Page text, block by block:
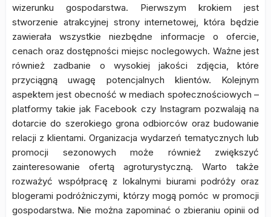
wizerunku gospodarstwa. Pierwszym krokiem jest
stworzenie atrakcyjnej strony internetowej, która będzie
zawierała wszystkie niezbędne informacje o ofercie,
cenach oraz dostępności miejsc noclegowych. Ważne jest
również zadbanie o wysokiej jakości zdjęcia, które
przyciągną uwagę potencjalnych klientów. Kolejnym
aspektem jest obecność w mediach społecznościowych –
platformy takie jak Facebook czy Instagram pozwalają na
dotarcie do szerokiego grona odbiorców oraz budowanie
relacji z klientami. Organizacja wydarzeń tematycznych lub
promocji sezonowych może również zwiększyć
zainteresowanie ofertą agroturystyczną. Warto także
rozważyć współpracę z lokalnymi biurami podróży oraz
blogerami podróżniczymi, którzy mogą pomóc w promocji
gospodarstwa. Nie można zapominać o zbieraniu opinii od